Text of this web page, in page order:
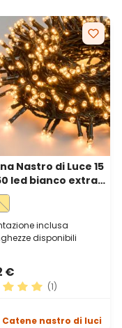
Nastro di Luce 15
led bianco extra
cavo verde
inclusa
disponibili
€
media di 5 su
(1)
Catene nastro di luci